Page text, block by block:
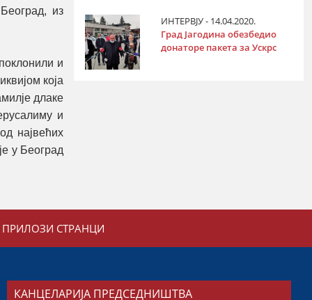
из
и
која
длаке
и
највећих
у Београд
ИНТЕРВЈУ - 14.04.2020.
Град Јагодина обезбедио
донаторе пакета за Ускрс
ПРИЛОЗИ СТРАНЦИ
КАНЦЕЛАРИЈА ПРЕДСЕДНИШТВА